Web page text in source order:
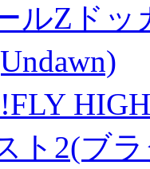
ルZド
HIGH
ト2(ブ